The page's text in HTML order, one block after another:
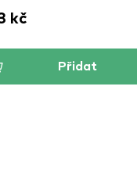
kč
Přidat